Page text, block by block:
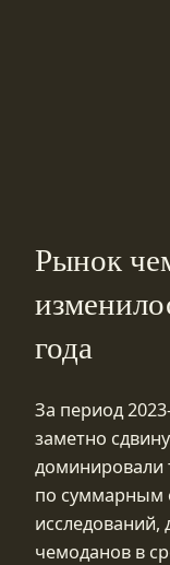
Рынок
года
За период
заметно
доминировали
по суммарным
исследований,
чемоданов в